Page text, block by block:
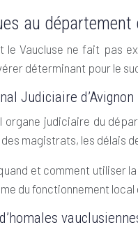
au département
Vaucluse ne fait pas
déterminant pour le
Judiciaire d’Avignon
organe judiciaire du
magistrats, les délais
et comment
du fonctionnement